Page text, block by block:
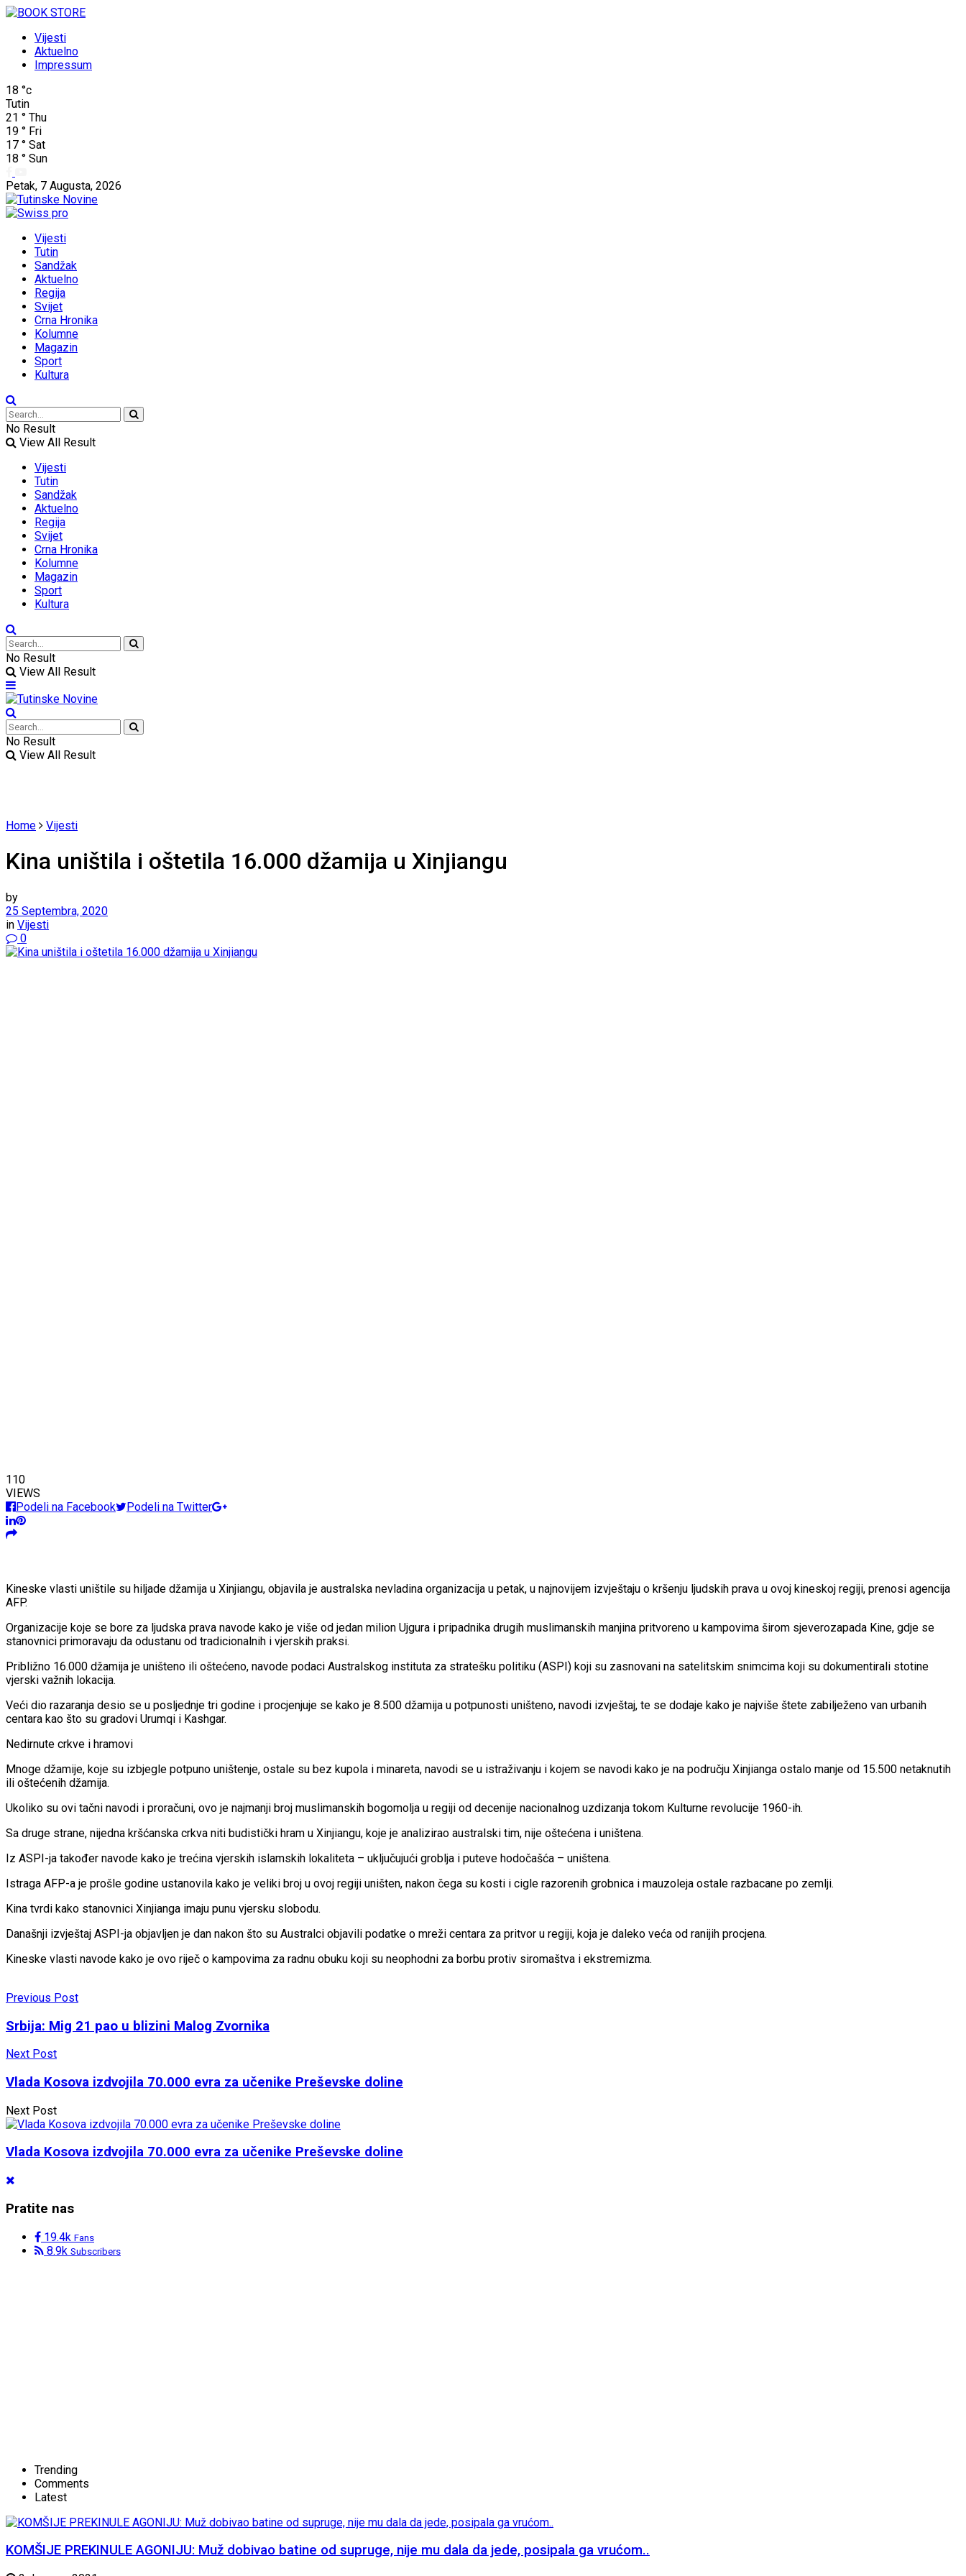
Vijesti
Aktuelno
Impressum
18 °c
Tutin
21 ° Thu
19 ° Fri
17 ° Sat
18 ° Sun
Petak, 7 Augusta, 2026
Vijesti
Tutin
Sandžak
Aktuelno
Regija
Svijet
Crna Hronika
Kolumne
Magazin
Sport
Kultura
No Result
View All Result
Vijesti
Tutin
Sandžak
Aktuelno
Regija
Svijet
Crna Hronika
Kolumne
Magazin
Sport
Kultura
No Result
View All Result
No Result
View All Result
Home Vijesti
Kina uništila i oštetila 16.000 džamija u Xinjiangu
by
25 Septembra, 2020
in Vijesti
0
110
VIEWS
Podeli na Facebook
Podeli na Twitter
Kineske vlasti uništile su hiljade džamija u Xinjiangu, objavila je australska nevladina organizacija u petak, u najnovijem izvještaju o kršenju ljudskih prava u ovoj kineskoj regiji, prenosi agencija
AFP.
Organizacije koje se bore za ljudska prava navode kako je više od jedan milion Ujgura i pripadnika drugih muslimanskih manjina pritvoreno u kampovima širom sjeverozapada Kine, gdje se
stanovnici primoravaju da odustanu od tradicionalnih i vjerskih praksi.
Približno 16.000 džamija je uništeno ili oštećeno, navode podaci Australskog instituta za stratešku politiku (ASPI) koji su zasnovani na satelitskim snimcima koji su dokumentirali stotine
vjerski važnih lokacija.
Veći dio razaranja desio se u posljednje tri godine i procjenjuje se kako je 8.500 džamija u potpunosti uništeno, navodi izvještaj, te se dodaje kako je najviše štete zabilježeno van urbanih
centara kao što su gradovi Urumqi i Kashgar.
Nedirnute crkve i hramovi
Mnoge džamije, koje su izbjegle potpuno uništenje, ostale su bez kupola i minareta, navodi se u istraživanju i kojem se navodi kako je na području Xinjianga ostalo manje od 15.500 netaknutih
ili oštećenih džamija.
Ukoliko su ovi tačni navodi i proračuni, ovo je najmanji broj muslimanskih bogomolja u regiji od decenije nacionalnog uzdizanja tokom Kulturne revolucije 1960-ih.
Sa druge strane, nijedna kršćanska crkva niti budistički hram u Xinjiangu, koje je analizirao australski tim, nije oštećena i uništena.
Iz ASPI-ja također navode kako je trećina vjerskih islamskih lokaliteta – uključujući groblja i puteve hodočašća – uništena.
Istraga AFP-a je prošle godine ustanovila kako je veliki broj u ovoj regiji uništen, nakon čega su kosti i cigle razorenih grobnica i mauzoleja ostale razbacane po zemlji.
Kina tvrdi kako stanovnici Xinjianga imaju punu vjersku slobodu.
Današnji izvještaj ASPI-ja objavljen je dan nakon što su Australci objavili podatke o mreži centara za pritvor u regiji, koja je daleko veća od ranijih procjena.
Kineske vlasti navode kako je ovo riječ o kampovima za radnu obuku koji su neophodni za borbu protiv siromaštva i ekstremizma.
Previous Post
Srbija: Mig 21 pao u blizini Malog Zvornika
Next Post
Vlada Kosova izdvojila 70.000 evra za učenike Preševske doline
Next Post
Vlada Kosova izdvojila 70.000 evra za učenike Preševske doline
Pratite nas
19.4k Fans
8.9k Subscribers
Trending
Comments
Latest
KOMŠIJE PREKINULE AGONIJU: Muž dobivao batine od supruge, nije mu dala da jede, posipala ga vrućom..